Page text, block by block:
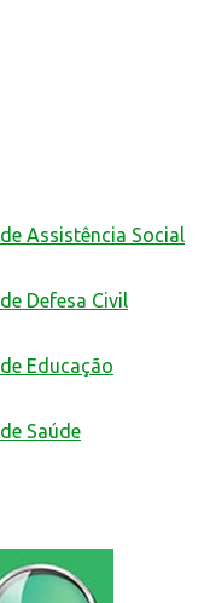
Assistência Social
Defesa Civil
Educação
Saúde